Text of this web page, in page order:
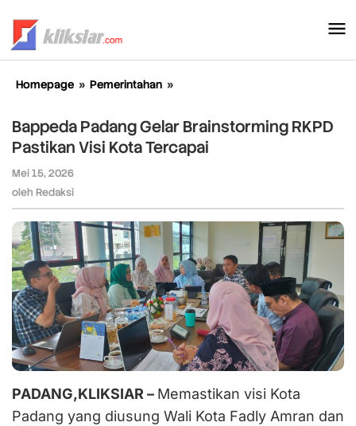
konten
Homepage » Pemerintahan »
Gelar
Brainstorming
RKPD
Tercapai
Bappeda Padang Gelar Brainstorming RKPD
Pastikan Visi Kota Tercapai
Mei 15, 2026
oleh Redaksi
PADANG,KLIKSIAR – Memastikan visi Kota
Padang yang diusung Wali Kota Fadly Amran dan